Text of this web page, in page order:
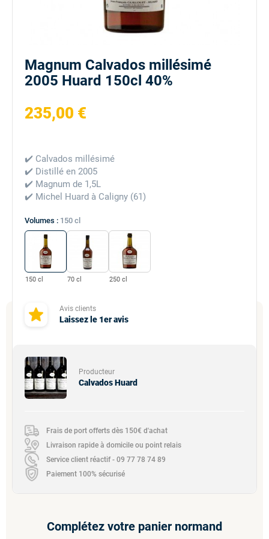
Magnum Calvados millésimé
2005 Huard 150cl 40%
Avis clients
Laissez le 1er avis
✔️ Calvados millésimé
✔️ Distillé en 2005
✔️ Magnum de 1,5L
✔️ Michel Huard à Caligny (61)
Volumes : 150 cl
150 cl 70 cl 250 cl
235,00 €
Producteur
Calvados Huard
Frais de port offerts dès 150€ d'achat
Livraison rapide à domicile ou point relais
Service client réactif - 09 77 78 74 89
Paiement 100% sécurisé
Complétez votre panier normand